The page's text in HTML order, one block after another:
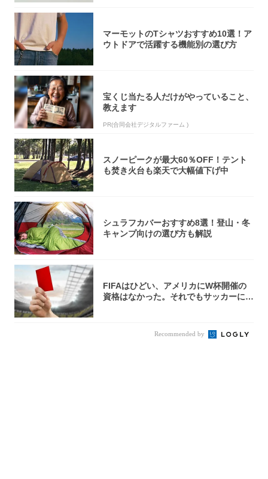
マーモットのTシャツおすすめ10選！ア
ウトドアで活躍する機能別の選び方
宝くじ当たる人だけがやっていること、
教えます
PR(合同会社デジタルファーム )
スノーピークが最大60％OFF！テント
も焚き火台も楽天で大幅値下げ中
シュラフカバーおすすめ8選！登山・冬
キャンプ向けの選び方も解説
FIFAはひどい、アメリカにW杯開催の
資格はなかった。それでもサッカーには
Recommended by